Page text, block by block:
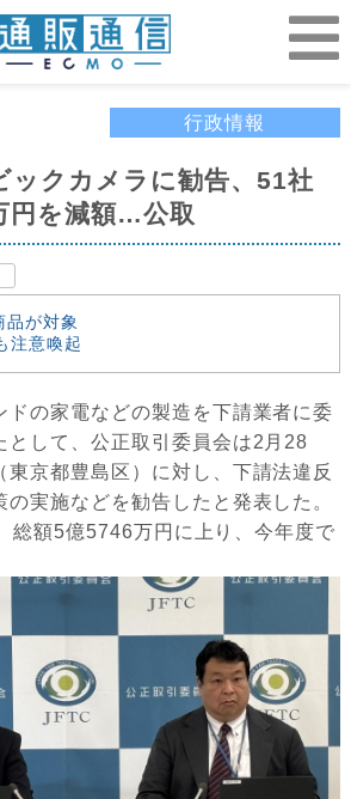
行政情報
ックカメラに勧告、51社
円を減額…公取
が対象
注意喚起
ドの家電などの製造を下請業者に委
として、公正取引委員会は2月28
東京都豊島区）に対し、下請法違反
実施などを勧告したと発表した。
総額5億5746万円に上り、今年度で